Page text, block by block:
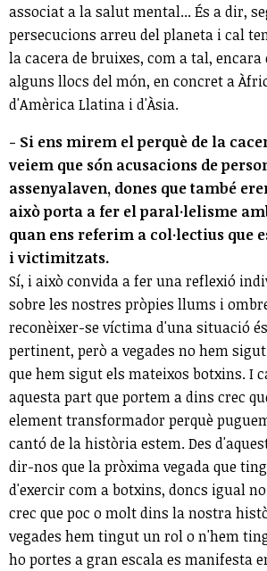
associat a la salut mental... És a dir,
persecucions arreu del planeta i cal
la cacera de bruixes, com a tal, encara
alguns llocs del món, en concret a
d'Amèrica Llatina i d'Àsia.
- Si ens mirem el perquè de la
veiem que són acusacions de
assenyalaven, dones que també
això porta a fer el paral·lelisme
quan ens referim a col·lectius que
i victimitzats.
Sí, i això convida a fer una reflexió
sobre les nostres pròpies llums i
reconèixer-se víctima d'una situació
pertinent, però a vegades no hem
que hem sigut els mateixos botxins. I
aquesta part que portem a dins crec
element transformador perquè
cantó de la història estem. Des
dir-nos que la pròxima vegada que
d'exercir com a botxins, doncs igual
crec que poc o molt dins la nostra
vegades hem tingut un rol o n'hem
ho portes a gran escala es manifesta